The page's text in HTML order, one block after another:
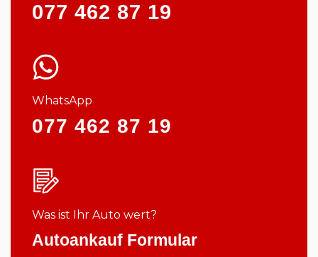
077 462 87 19
WhatsApp
077 462 87 19
Was ist Ihr Auto wert?
Autoankauf Formular